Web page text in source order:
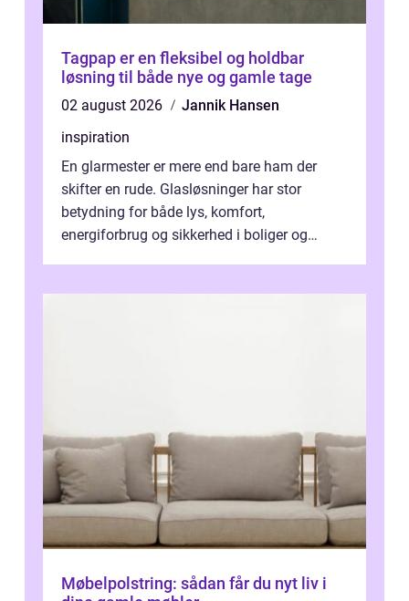
Tagpap er en fleksibel og holdbar
løsning til både nye og gamle tage
02 august 2026
Jannik Hansen
inspiration
En glarmester er mere end bare ham der
skifter en rude. Glasløsninger har stor
betydning for både lys, komfort,
energiforbrug og sikkerhed i boliger og
Møbelpolstring: sådan får du nyt liv i